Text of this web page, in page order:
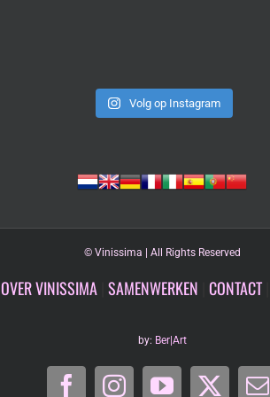
Volg op Instagram
© Vinissima | All Rights Reserved
OVER VINISSIMA SAMENWERKEN CONTACT|
by: Ber|Art